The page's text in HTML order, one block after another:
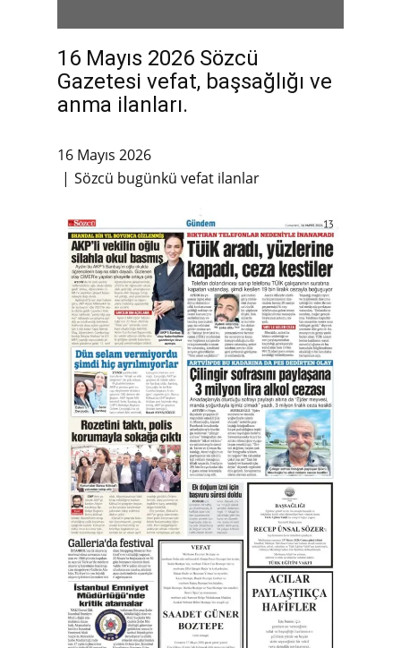
16 Mayıs 2026 Sözcü
Gazetesi vefat, başsağlığı ve
anma ilanları.
16 Mayıs 2026
Sözcü bugünkü vefat ilanlar